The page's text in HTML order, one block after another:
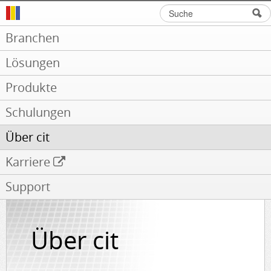
Branchen
Lösungen
Produkte
Schulungen
Über cit
Karriere
Support
Suchformular
Suche
Über cit